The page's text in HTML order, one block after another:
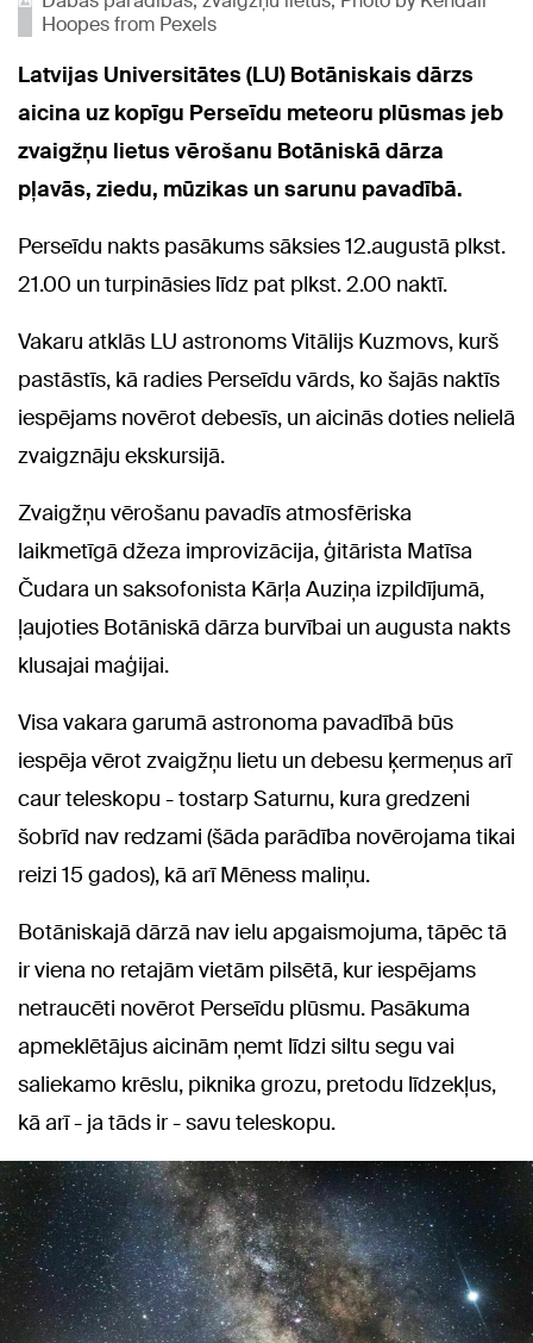
Hoopes from Pexels
Latvijas Universitātes (LU) Botāniskais dārzs
aicina uz kopīgu Perseīdu meteoru plūsmas jeb
zvaigžņu lietus vērošanu Botāniskā dārza
pļavās, ziedu, mūzikas un sarunu pavadībā.
Perseīdu nakts pasākums sāksies 12.augustā plkst.
21.00 un turpināsies līdz pat plkst. 2.00 naktī.
Vakaru atklās LU astronoms Vitālijs Kuzmovs, kurš
pastāstīs, kā radies Perseīdu vārds, ko šajās naktīs
iespējams novērot debesīs, un aicinās doties nelielā
zvaigznāju ekskursijā.
Zvaigžņu vērošanu pavadīs atmosfēriska
laikmetīgā džeza improvizācija, ģitārista Matīsa
Čudara un saksofonista Kārļa Auziņa izpildījumā,
ļaujoties Botāniskā dārza burvībai un augusta nakts
klusajai maģijai.
Visa vakara garumā astronoma pavadībā būs
iespēja vērot zvaigžņu lietu un debesu ķermeņus arī
caur teleskopu - tostarp Saturnu, kura gredzeni
šobrīd nav redzami (šāda parādība novērojama tikai
reizi 15 gados), kā arī Mēness maliņu.
Botāniskajā dārzā nav ielu apgaismojuma, tāpēc tā
ir viena no retajām vietām pilsētā, kur iespējams
netraucēti novērot Perseīdu plūsmu. Pasākuma
apmeklētājus aicinām ņemt līdzi siltu segu vai
saliekamo krēslu, piknika grozu, pretodu līdzekļus,
kā arī - ja tāds ir - savu teleskopu.